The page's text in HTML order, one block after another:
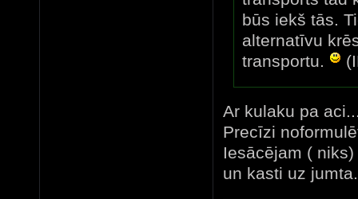
būs iekš tās.
alternatīvu
transportu.
Ar kulaku pa
Precīzi
Iesācējam (
un kasti uz